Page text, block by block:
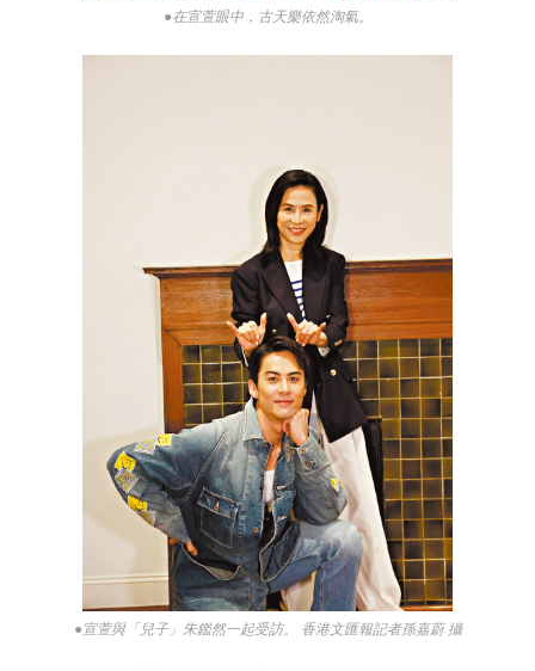
●在宣萱眼中，古天樂依然淘氣。
●宣萱與「兒子」朱鑑然一起受訪。 香港文匯報記者孫嘉蔚 攝